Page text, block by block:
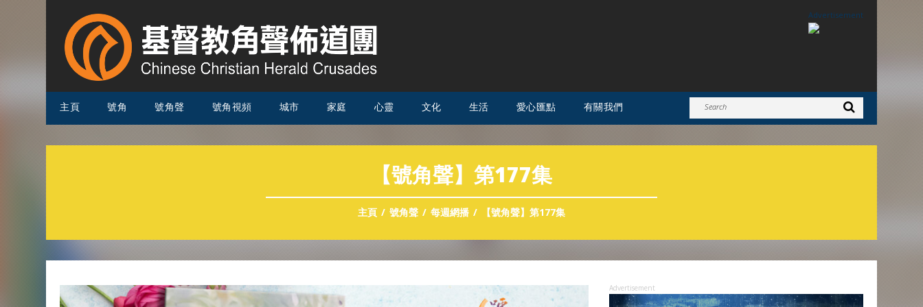
Advertisement
主頁 號角 號角聲 號角視頻 城市 家庭 心靈 文化 生活 愛心匯點 有關我們
【號角聲】第177集
主頁 號角聲 每週網播 【號角聲】第177集
Advertisement